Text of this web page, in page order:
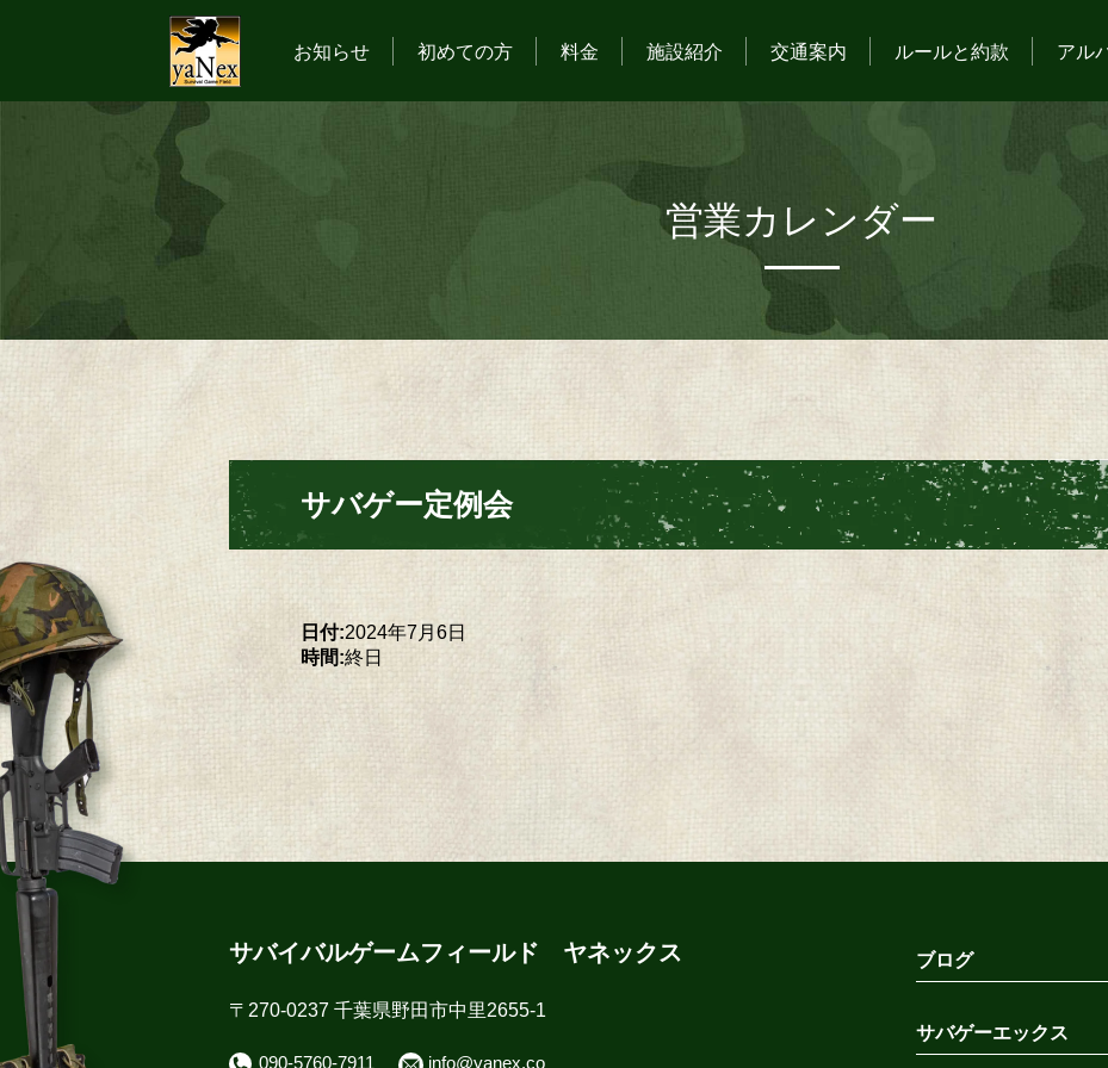
お知らせ 初めての方 料金 施設紹介 交通案内 ルールと約款 アル
営業カレンダー
サバゲー定例会
日付:2024年7月6日
時間:終日
サバイバルゲームフィールド ヤネックス
〒270-0237 千葉県野田市中里2655-1
090-5760-7911 info@yanex.co
ブログ
サバゲーエックス